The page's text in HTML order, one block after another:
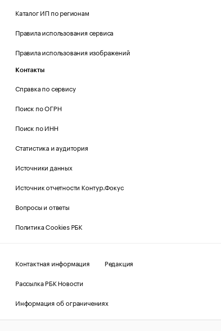
Каталог ИП по регионам
Правила использования сервиса
Правила использования изображений
Контакты
Справка по сервису
Поиск по ОГРН
Поиск по ИНН
Статистика и аудитория
Источники данных
Источник отчетности Контур.Фокус
Вопросы и ответы
Политика Cookies РБК
Контактная информация
Редакция
Рассылка РБК Новости
Информация об ограничениях
Правовая информация
О соблюдении авторских прав